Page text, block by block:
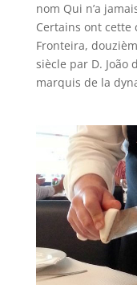
nom Qui n’a
Certains ont cette
Fronteira,
siècle par D. João
marquis de la